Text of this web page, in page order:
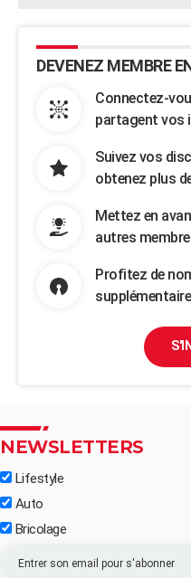
DEVENEZ MEMBRE
Connectez-
partagent vos
Suivez vos
obtenez plus
Mettez en
autres
Profitez de
NEWSLETTERS
Lifestyle
Auto
Bricolage